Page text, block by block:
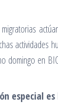
actividades
domingo en
especial